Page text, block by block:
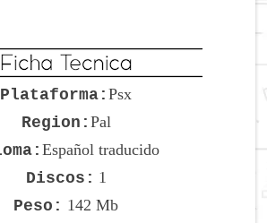
Plataforma:Psx
Region: Pal
Español traducido
Discos: 1
Peso: 142 Mb